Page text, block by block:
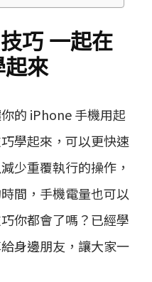
巧 一起在
來
的 iPhone 手機用起
學起來，可以更快速
少重覆執行的操作，
間，手機電量也可以
你都會了嗎？已經學
身邊朋友，讓大家一